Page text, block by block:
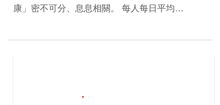
康」密不可分、息息相關。 每人每日平均…